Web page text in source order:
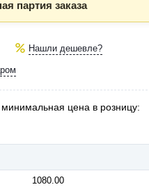
партия заказа
Нашли дешевле?
цена в розницу:
1080.00